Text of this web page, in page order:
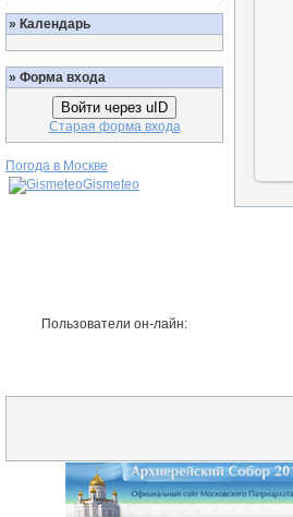
» Календарь
» Форма входа
Войти через uID
Старая форма входа
Погода в Москве
Gismeteo
Пользователи он-лайн: